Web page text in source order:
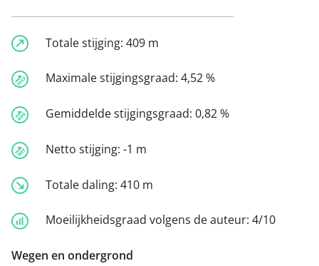
Totale stijging: 409 m
Maximale stijgingsgraad: 4,52 %
Gemiddelde stijgingsgraad: 0,82 %
Netto stijging: -1 m
Totale daling: 410 m
Moeilijkheidsgraad volgens de auteur: 4/10
Wegen en ondergrond